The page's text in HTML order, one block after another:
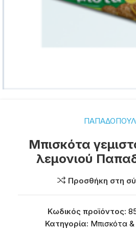
Μπισκότα
λεμονιού
Προσθήκη στη
Κωδικός προϊόντος:
Κατηγορία: Μπισκότα